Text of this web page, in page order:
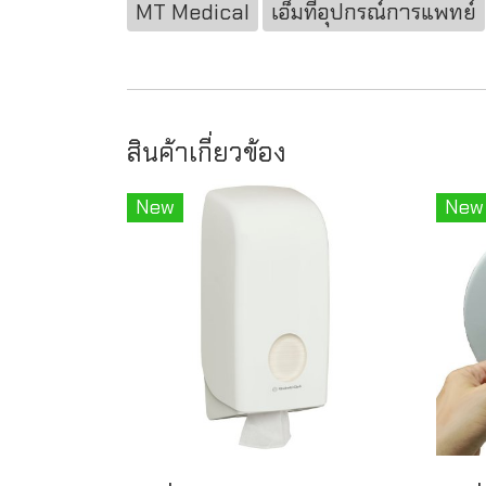
MT Medical เอ็มทีอุปกรณ์การแพทย์
สินค้าเกี่ยวข้อง
New New